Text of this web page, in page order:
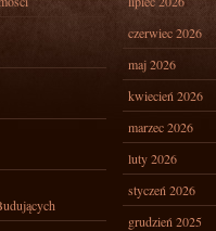
czerwiec 2026
maj 2026
kwiecień 2026
marzec 2026
luty 2026
styczeń 2026
grudzień 2025